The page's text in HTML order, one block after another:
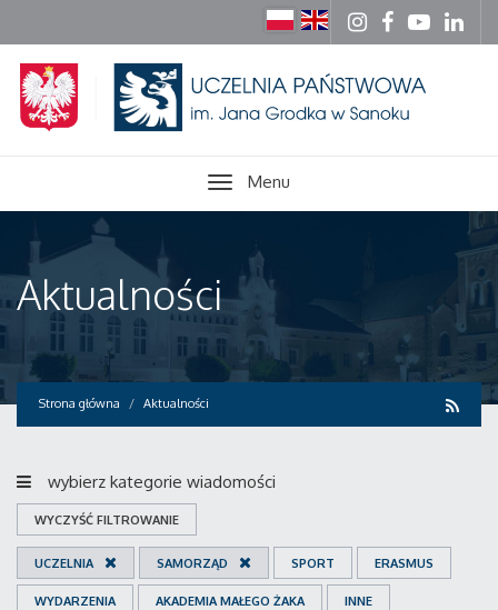
Menu
Aktualności
Strona główna Aktualności
wybierz kategorie wiadomości
WYCZYŚĆ FILTROWANIE
UCZELNIA SAMORZĄD SPORT ERASMUS
WYDARZENIA AKADEMIA MAŁEGO ŻAKA INNE